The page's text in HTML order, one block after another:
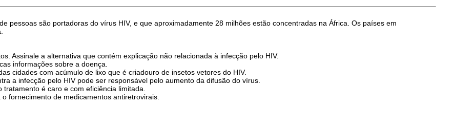
pessoas são portadoras do vírus HIV, e que aproximadamente 28 milhões estão concentradas na África. Os países em
Assinale a alternativa que contém explicação não relacionada à infecção pelo HIV.
informações sobre a doença.
cidades com acúmulo de lixo que é criadouro de insetos vetores do HIV.
a infecção pelo HIV pode ser responsável pelo aumento da difusão do vírus.
é caro e com eficiência limitada.
fornecimento de medicamentos antiretrovirais.